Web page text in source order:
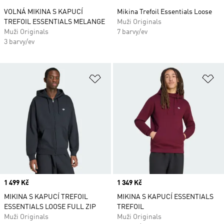
VOLNÁ MIKINA S KAPUCÍ
TREFOIL ESSENTIALS MELANGE
Muži Originals
3 barvy/ev
Mikina Trefoil Essentials Loose
Muži Originals
7 barvy/ev
Přidat do seznamu přání
Price
1 499 Kč
MIKINA S KAPUCÍ TREFOIL
ESSENTIALS LOOSE FULL ZIP
Muži Originals
Price
1 349 Kč
MIKINA S KAPUCÍ ESSENTIALS
TREFOIL
Muži Originals